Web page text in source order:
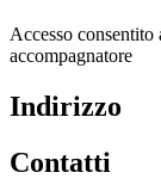
Accesso
accompagnatore
Indirizzo
Contatti